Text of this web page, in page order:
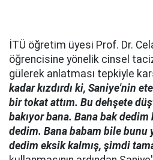
İTÜ öğretim üyesi Prof. Dr.
öğrencisine yönelik cinsel
gülerek anlatması tepkiyle
kadar kızdırdı ki, Saniye'nin
bir tokat attım. Bu dehşete
bakıyor bana. Bana bak dedim
dedim. Bana babam bile bunu
dedim eksik kalmış, şimdi